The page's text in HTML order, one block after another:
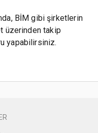
BİM gibi şirketlerin
üzerinden takip
yapabilirsiniz.